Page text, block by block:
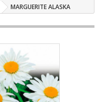
MARGUERITE ALASKA